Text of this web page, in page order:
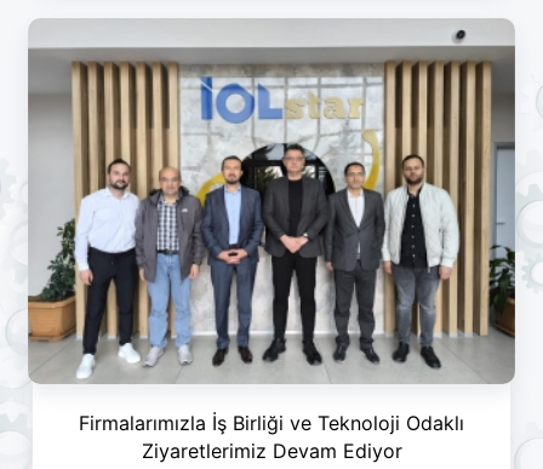
Firmalarımızla İş Birliği ve Teknoloji Odaklı
Ziyaretlerimiz Devam Ediyor